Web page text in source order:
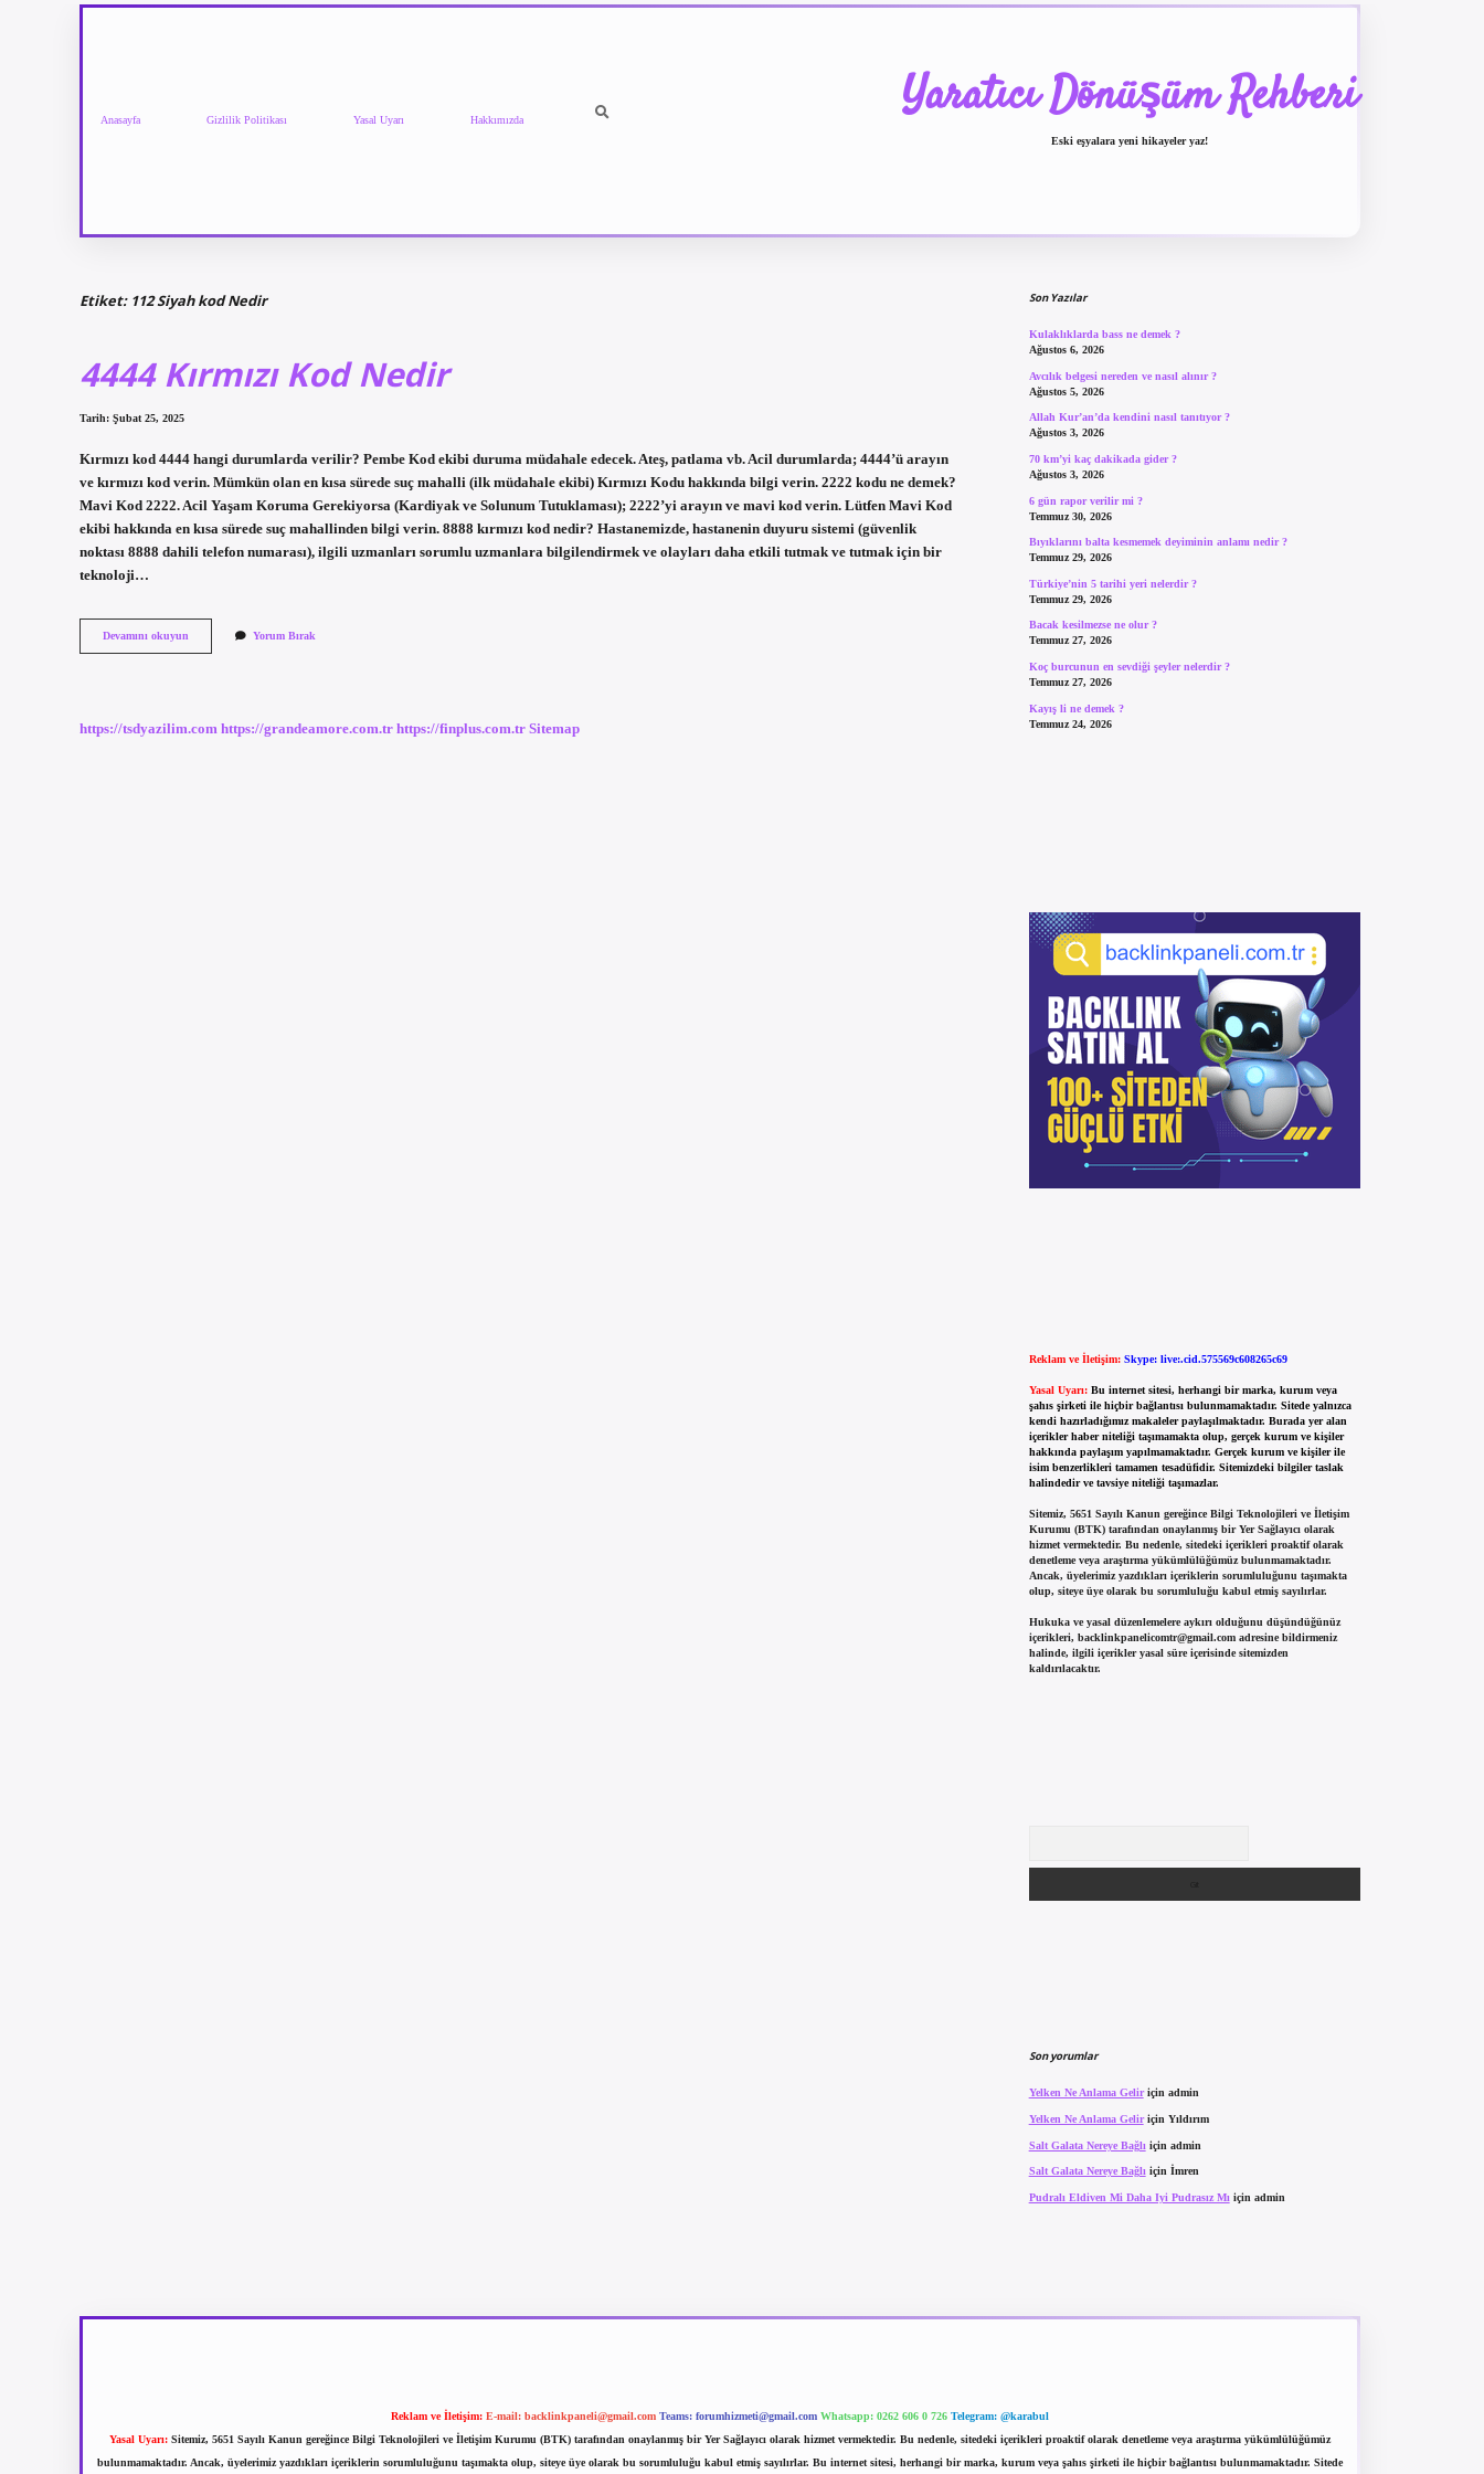
Anasayfa Gizlilik Politikası Yasal Uyarı Hakkımızda Yaratıcı Dönüşüm Rehberi
Eski eşyalara yeni hikayeler yaz!
Etiket: 112 Siyah kod Nedir
4444 Kırmızı Kod Nedir
Tarih: Şubat 25, 2025
Kırmızı kod 4444 hangi durumlarda verilir? Pembe Kod ekibi duruma müdahale edecek. Ateş, patlama vb. Acil durumlarda; 4444’ü arayın
ve kırmızı kod verin. Mümkün olan en kısa sürede suç mahalli (ilk müdahale ekibi) Kırmızı Kodu hakkında bilgi verin. 2222 kodu ne demek?
Mavi Kod 2222. Acil Yaşam Koruma Gerekiyorsa (Kardiyak ve Solunum Tutuklaması); 2222’yi arayın ve mavi kod verin. Lütfen Mavi Kod
ekibi hakkında en kısa sürede suç mahallinden bilgi verin. 8888 kırmızı kod nedir? Hastanemizde, hastanenin duyuru sistemi (güvenlik
noktası 8888 dahili telefon numarası), ilgili uzmanları sorumlu uzmanlara bilgilendirmek ve olayları daha etkili tutmak ve tutmak için bir
teknoloji…
Devamını okuyun
Kırmızı
Yorum Bırak
https://tsdyazilim.com https://grandeamore.com.tr https://finplus.com.tr Sitemap
Son Yazılar
Kulaklıklarda bass ne demek ?
Ağustos 6, 2026
Avcılık belgesi nereden ve nasıl alınır ?
Ağustos 5, 2026
Allah Kur’an’da kendini nasıl tanıtıyor ?
Ağustos 3, 2026
70 km’yi kaç dakikada gider ?
Ağustos 3, 2026
6 gün rapor verilir mi ?
Temmuz 30, 2026
Bıyıklarını balta kesmemek deyiminin anlamı nedir ?
Temmuz 29, 2026
Türkiye’nin 5 tarihi yeri nelerdir ?
Temmuz 29, 2026
Bacak kesilmezse ne olur ?
Temmuz 27, 2026
Koç burcunun en sevdiği şeyler nelerdir ?
Temmuz 27, 2026
Kayış li ne demek ?
Temmuz 24, 2026
Reklam ve İletişim: Skype: live:.cid.575569c608265c69
Yasal Uyarı: Bu internet sitesi, herhangi bir marka, kurum veya
şahıs şirketi ile hiçbir bağlantısı bulunmamaktadır. Sitede yalnızca
kendi hazırladığımız makaleler paylaşılmaktadır. Burada yer alan
içerikler haber niteliği taşımamakta olup, gerçek kurum ve kişiler
hakkında paylaşım yapılmamaktadır. Gerçek kurum ve kişiler ile
isim benzerlikleri tamamen tesadüfidir. Sitemizdeki bilgiler taslak
halindedir ve tavsiye niteliği taşımazlar.
Sitemiz, 5651 Sayılı Kanun gereğince Bilgi Teknolojileri ve İletişim
Kurumu (BTK) tarafından onaylanmış bir Yer Sağlayıcı olarak
hizmet vermektedir. Bu nedenle, sitedeki içerikleri proaktif olarak
denetleme veya araştırma yükümlülüğümüz bulunmamaktadır.
Ancak, üyelerimiz yazdıkları içeriklerin sorumluluğunu taşımakta
olup, siteye üye olarak bu sorumluluğu kabul etmiş sayılırlar.
Hukuka ve yasal düzenlemelere aykırı olduğunu düşündüğünüz
içerikleri, backlinkpanelicomtr@gmail.comadresine bildirmeniz
halinde, ilgili içerikler yasal süre içerisinde sitemizden
kaldırılacaktır.
Son yorumlar
Yelken Ne Anlama Geliriçin admin
Yelken Ne Anlama Geliriçin Yıldırım
Salt Galata Nereye Bağlı için admin
Salt Galata Nereye Bağlı için İmren
Pudralı Eldiven Mi Daha Iyi Pudrasız Mı için admin
Reklam ve İletişim: E-mail: backlinkpaneli@gmail.com Teams: forumhizmeti@gmail.com Whatsapp: 0262 606 0 726 Telegram: @karabul
Yasal Uyarı: Sitemiz, 5651 Sayılı Kanun gereğince Bilgi Teknolojileri ve İletişim Kurumu (BTK) tarafından onaylanmış bir Yer Sağlayıcı olarak hizmet vermektedir. Bu nedenle, sitedeki içerikleri proaktif olarak denetleme veya araştırma yükümlülüğümüz
bulunmamaktadır. Ancak, üyelerimiz yazdıkları içeriklerin sorumluluğunu taşımakta olup, siteye üye olarak bu sorumluluğu kabul etmiş sayılırlar. Bu internet sitesi, herhangi bir marka, kurum veya şahıs şirketi ile hiçbir bağlantısı bulunmamaktadır. Sitede